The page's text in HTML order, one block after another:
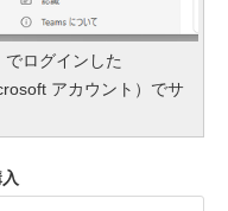
ログインした
アカウント）でサ